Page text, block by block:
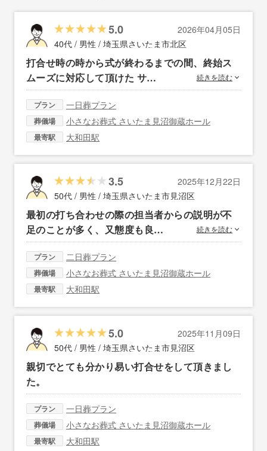
5.0
2026年04月05日
40代 / 男性 / 埼玉県さいたま市北区
打合せ時の時から式が終わるまでの間、終始ス
ムーズに対応して頂けた サ…
続きを読む
プラン 一日葬プラン
葬儀場 小さなお葬式 さいたま見沼御蔵ホール
最寄駅 大和田駅
3.5
2025年12月22日
50代 / 男性 / 埼玉県さいたま市見沼区
最初の打ち合わせの際の担当者からの説明が不
足のことが多く、又態度も良…
続きを読む
プラン 二日葬プラン
葬儀場 小さなお葬式 さいたま見沼御蔵ホール
最寄駅 大和田駅
5.0
2025年11月09日
50代 / 男性 / 埼玉県さいたま市見沼区
親切でとても分かり易い打合せをして頂きまし
た。
プラン 一日葬プラン
葬儀場 小さなお葬式 さいたま見沼御蔵ホール
最寄駅 大和田駅